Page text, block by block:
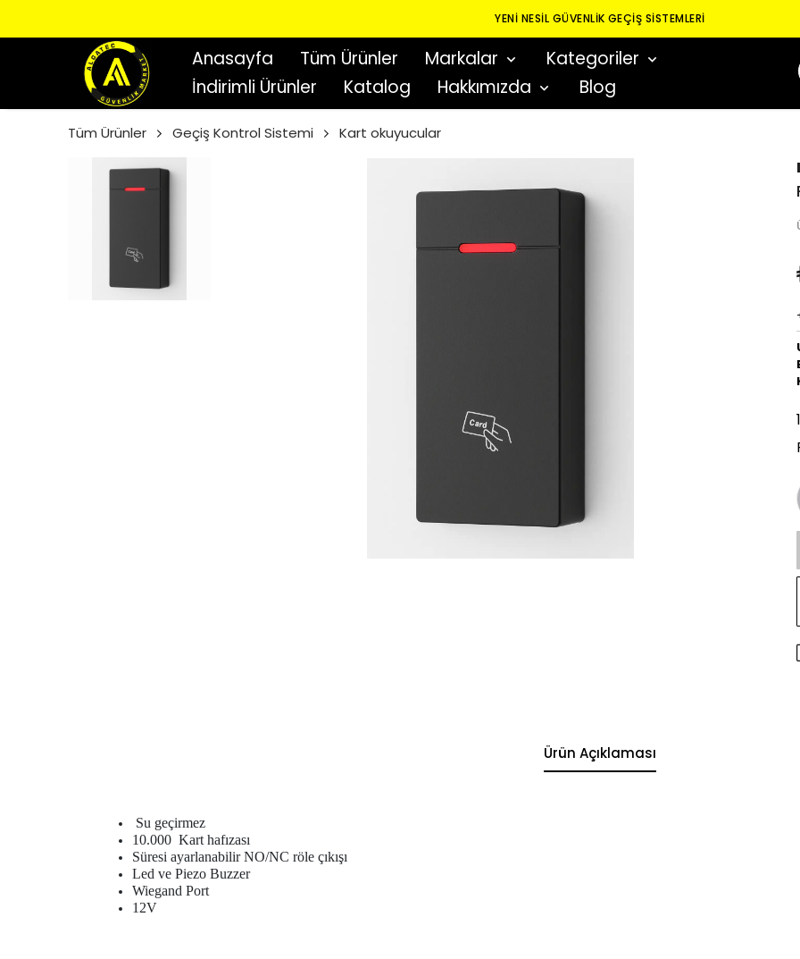
YENI NESIL GÜVENLIK GEÇIŞ SISTEMLERI
Anasayfa Tüm Ürünler Markalar
Kategoriler
İndirimli Ürünler
Katalog Hakkımızda Blog
Tüm Ürünler Geçiş Kontrol Sistemi Kart okuyucular
Ürün Açıklaması
Su geçirmez
10.000 Kart hafızası
Süresi ayarlanabilir NO/NC röle çıkışı
Led ve Piezo Buzzer
Wiegand Port
12V